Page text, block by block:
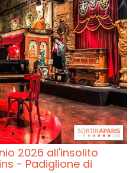
2026 all'insolito
- Padiglione di